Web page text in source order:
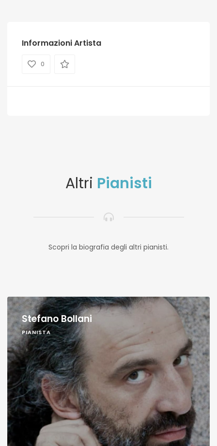
Informazioni Artista
0
Altri Pianisti
Scopri la biografia degli altri pianisti.
Stefano Bollani
PIANISTA